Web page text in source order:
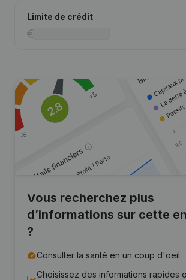
Limite de crédit
Vous recherchez plus
d’informations sur cette
?
Consulter la santé en un coup d'oeil
Choisissez des informations rapides